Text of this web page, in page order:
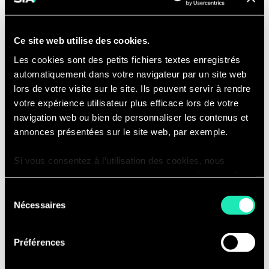
Ce site web utilise des cookies.
Les cookies sont des petits fichiers textes enregistrés
automatiquement dans votre navigateur par un site web
lors de votre visite sur le site. Ils peuvent servir à rendre
votre expérience utilisateur plus efficace lors de votre
navigation web ou bien de personnaliser les contenus et
annonces présentées sur le site web, par exemple.
Si vous consentez à l’utilisation des cookies, nous
consentir à cette utilisation à nouveau. Si vous ne
fonctionnement et ne personnalisera pas votre
Nécessaires
Préférences
internes et externes...
sectoriels, études, parution
presse...)
Le développement commercial en
contribuant à la définition des
besoins et en participant aux
actions commerciales.
Compétences
Pour réussir en tant que Machine
Avez une formation en École